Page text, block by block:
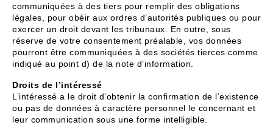
communiquées à des tiers pour remplir des obligations
légales, pour obéir aux ordres d’autorités publiques ou pour
exercer un droit devant les tribunaux. En outre, sous
réserve de votre consentement préalable, vos données
pourront être communiquées à des sociétés tierces comme
indiqué au point d) de la note d’information.
Droits de l’intéressé
L’intéressé a le droit d’obtenir la confirmation de l’existence
ou pas de données à caractère personnel le concernant et
leur communication sous une forme intelligible.